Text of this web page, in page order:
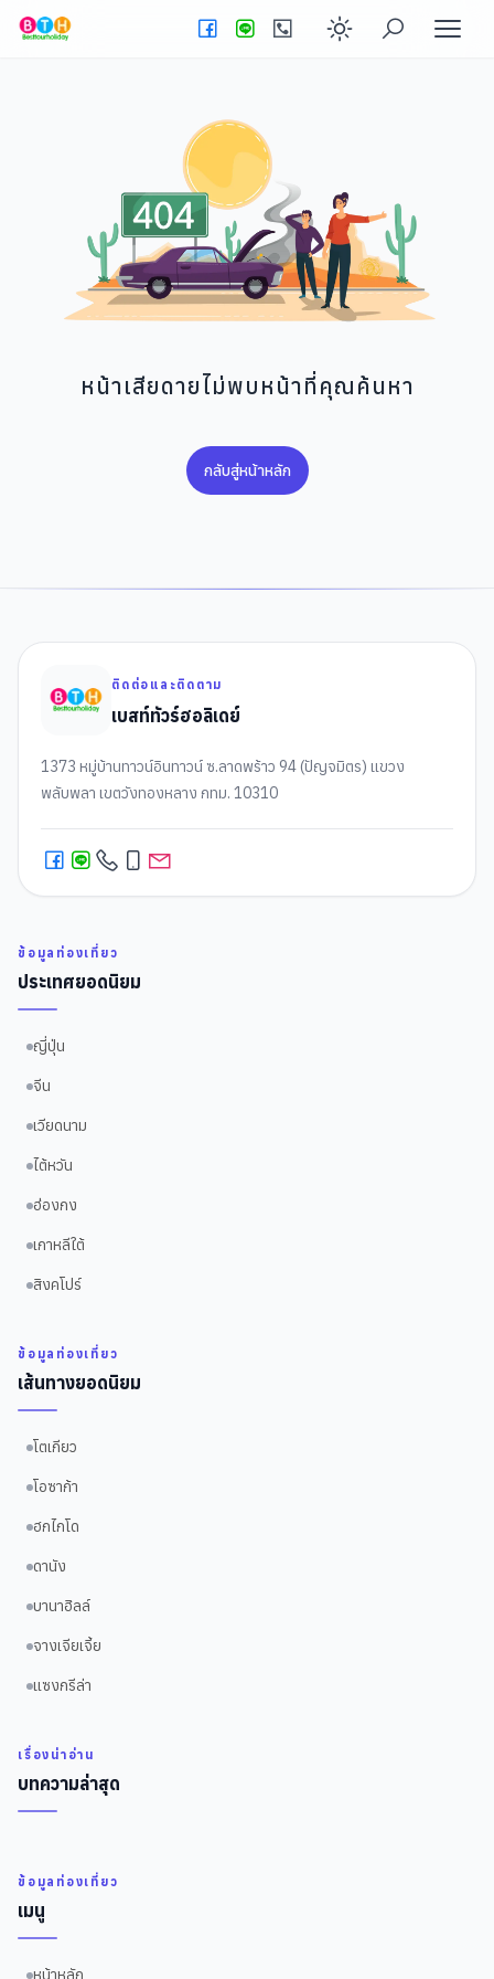
Enable dark
หน้าเสียดายไม่พบหน้าที่คุณค้นหา
กลับสู่หน้าหลัก
ติดต่อและติดตาม
เบสท์ทัวร์ฮอลิเดย์
1373 หมู่บ้านทาวน์อินทาวน์ ซ.ลาดพร้าว 94 (ปัญจมิตร) แขวง
พลับพลา เขตวังทองหลาง กทม. 10310
ข้อมูลท่องเที่ยว
ประเทศยอดนิยม
ญี่ปุ่น
จีน
เวียดนาม
ไต้หวัน
ฮ่องกง
เกาหลีใต้
สิงคโปร์
ข้อมูลท่องเที่ยว
เส้นทางยอดนิยม
โตเกียว
โอซาก้า
ฮกไกโด
ดานัง
บานาฮิลล์
จางเจียเจี้ย
แซงกรีล่า
เรื่องน่าอ่าน
บทความล่าสุด
ข้อมูลท่องเที่ยว
เมนู
หน้าหลัก